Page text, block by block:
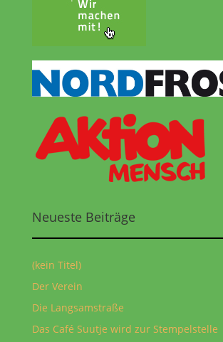
Neueste Beiträge
(kein Titel)
Der Verein
Die Langsamstraße
Das Café Suutje wird zur Stempelstelle